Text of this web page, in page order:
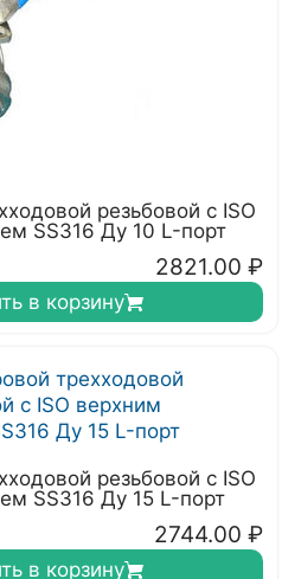
резьбовой с ISO
SS316 Ду 10 L-порт
2821.00 ₽
в корзину
резьбовой с ISO
SS316 Ду 15 L-порт
2744.00 ₽
в корзину